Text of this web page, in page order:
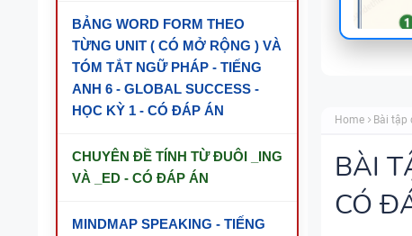
BẢNG WORD FORM THEO
TỪNG UNIT ( CÓ MỞ RỘNG ) VÀ
TÓM TẮT NGỮ PHÁP - TIẾNG
ANH 6 - GLOBAL SUCCESS -
HỌC KỲ 1 - CÓ ĐÁP ÁN
CHUYÊN ĐỀ TÍNH TỪ ĐUÔI _ING
VÀ _ED - CÓ ĐÁP ÁN
MINDMAP SPEAKING - TIẾNG
Home Bài tập
BÀI
CÓ